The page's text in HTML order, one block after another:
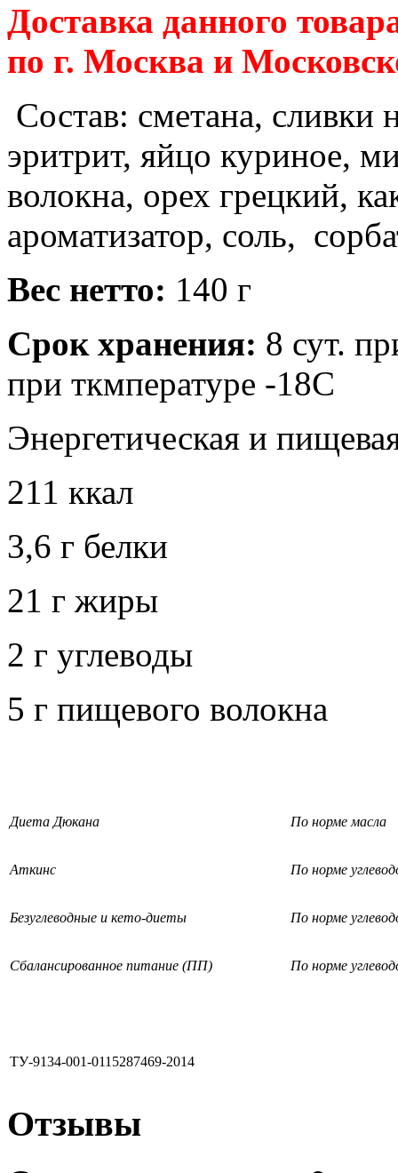
Доставка данного
по г. Москва и
Состав: сметана, сливки
эритрит, яйцо куриное,
волокна, орех грецкий,
ароматизатор, соль,
Вес нетто: 140 г
Срок хранения: 8 сут.
при ткмпературе -18С
Энергетическая и
211 ккал
3,6 г белки
21 г жиры
2 г углеводы
5 г пищевого волокна
Диета Дюкана По норме масла
Аткинс По норме
Безуглеводные и кето-диеты По норме
Сбалансированное питание (ПП) По норме
ТУ-9134-001-0115287469-2014
Отзывы